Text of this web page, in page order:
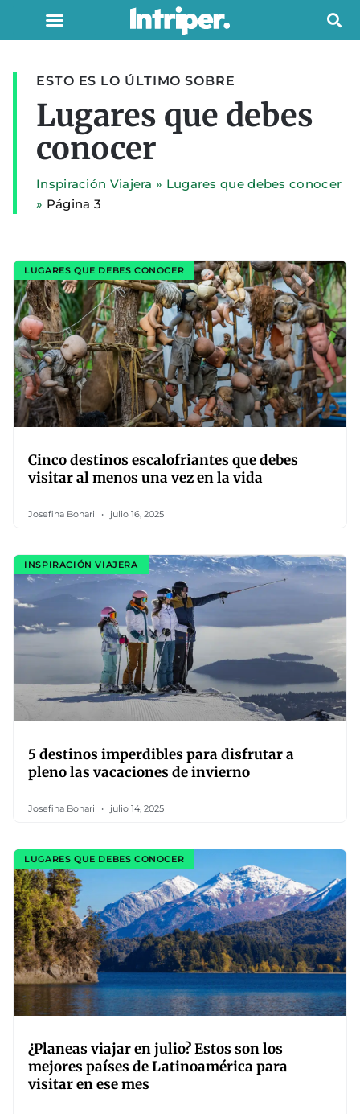
ESTO ES LO ÚLTIMO SOBRE
Lugares que debes
conocer
Inspiración Viajera » Lugares que debes conocer
» Página 3
LUGARES QUE DEBES CONOCER
Cinco destinos escalofriantes que debes
visitar al menos una vez en la vida
Josefina Bonari julio 16, 2025
INSPIRACIÓN VIAJERA
5 destinos imperdibles para disfrutar a
pleno las vacaciones de invierno
Josefina Bonari julio 14, 2025
LUGARES QUE DEBES CONOCER
¿Planeas viajar en julio? Estos son los
mejores países de Latinoamérica para
visitar en ese mes